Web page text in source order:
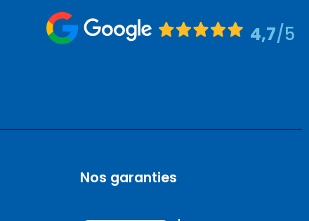
4,7/5
Nos garanties